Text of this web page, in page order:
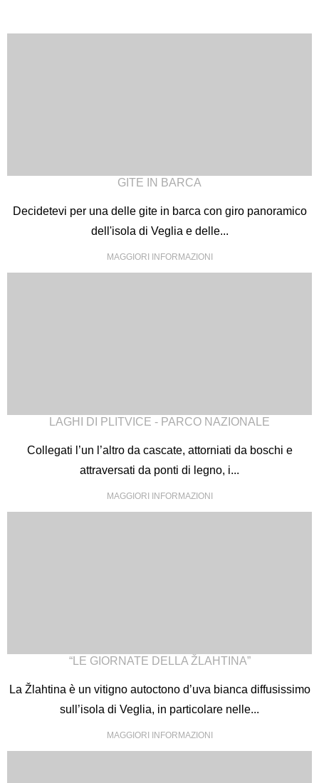
modo di utilizzare e presentare l’olio d’oliva.
GITE IN BARCA
Decidetevi per una delle gite in barca con giro panoramico
dell'isola di Veglia e delle...
MAGGIORI INFORMAZIONI
LAGHI DI PLITVICE - PARCO NAZIONALE
Collegati l’un l’altro da cascate, attorniati da boschi e
attraversati da ponti di legno, i...
MAGGIORI INFORMAZIONI
“LE GIORNATE DELLA ŽLAHTINA”
La Žlahtina è un vitigno autoctono d’uva bianca diffusissimo
sull’isola di Veglia, in particolare nelle...
MAGGIORI INFORMAZIONI